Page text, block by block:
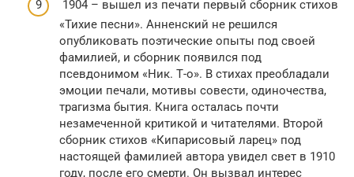
1904 – вышел из печати первый сборник стихов
«Тихие песни». Анненский не решился
опубликовать поэтические опыты под своей
фамилией, и сборник появился под
псевдонимом «Ник. Т-о». В стихах преобладали
эмоции печали, мотивы совести, одиночества,
трагизма бытия. Книга осталась почти
незамеченной критикой и читателями. Второй
сборник стихов «Кипарисовый ларец» под
настоящей фамилией автора увидел свет в 1910
году, после его смерти. Он вызвал интерес